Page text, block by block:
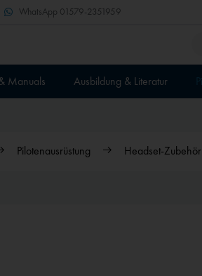
WhatsApp 01579-2351959
Manuals Ausbildung & Literatur
Pilotenausrüstung Headset-Zubehör